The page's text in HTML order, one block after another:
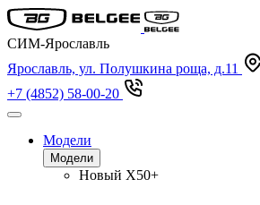
СИМ-Ярославль
Ярославль, ул. Полушкина роща, д.11
+7 (4852) 58-00-20
Модели
Модели
Новый X50+